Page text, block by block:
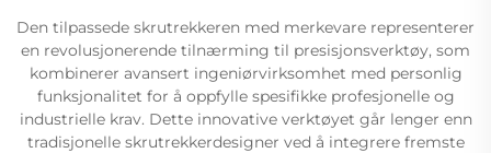
Den tilpassede skrutrekkeren med merkevare representerer
en revolusjonerende tilnærming til presisjonsverktøy, som
kombinerer avansert ingeniørvirksomhet med personlig
funksjonalitet for å oppfylle spesifikke profesjonelle og
industrielle krav. Dette innovative verktøyet går lenger enn
tradisjonelle skrutrekkerdesigner ved å integrere fremste